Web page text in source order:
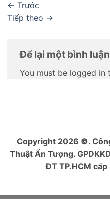
← Trước
Tiếp theo →
Để lại một bình luận
You must be logged in
Copyright 2026 ©.
Thuật Ấn Tượng.
ĐT TP.HCM